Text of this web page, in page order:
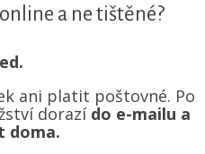
a ne tištěné?
ani platit poštovné. Po
dorazí do e-mailu a
doma.